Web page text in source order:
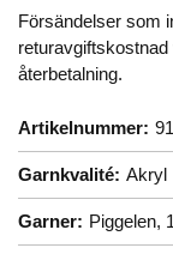
Försändelser som
återbetalning.
Artikelnummer:
Garnkvalité: Akryl
Garner: Piggelen,